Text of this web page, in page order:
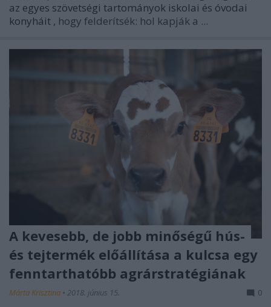
az egyes szövetségi tartományok iskolai és óvodai
konyháit , hogy felderítsék: hol kapják a ...
A kevesebb, de jobb minőségű hús-
és tejtermék előállítása a kulcsa egy
fenntarthatóbb agrárstratégiának
Márta Krisztina • 2018. június 15. 0